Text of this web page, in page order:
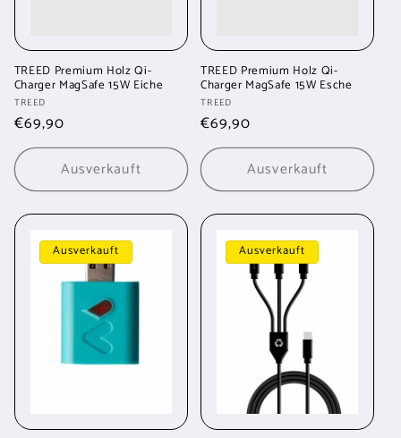
TREED Premium Holz Qi-
Charger MagSafe 15W Eiche
Anbieter:
TREED
Normaler
Preis
€69,90
Ausverkauft
TREED Premium Holz Qi-
Charger MagSafe 15W Esche
Anbieter:
TREED
Normaler
Preis
€69,90
Ausverkauft
Ausverkauft Ausverkauft